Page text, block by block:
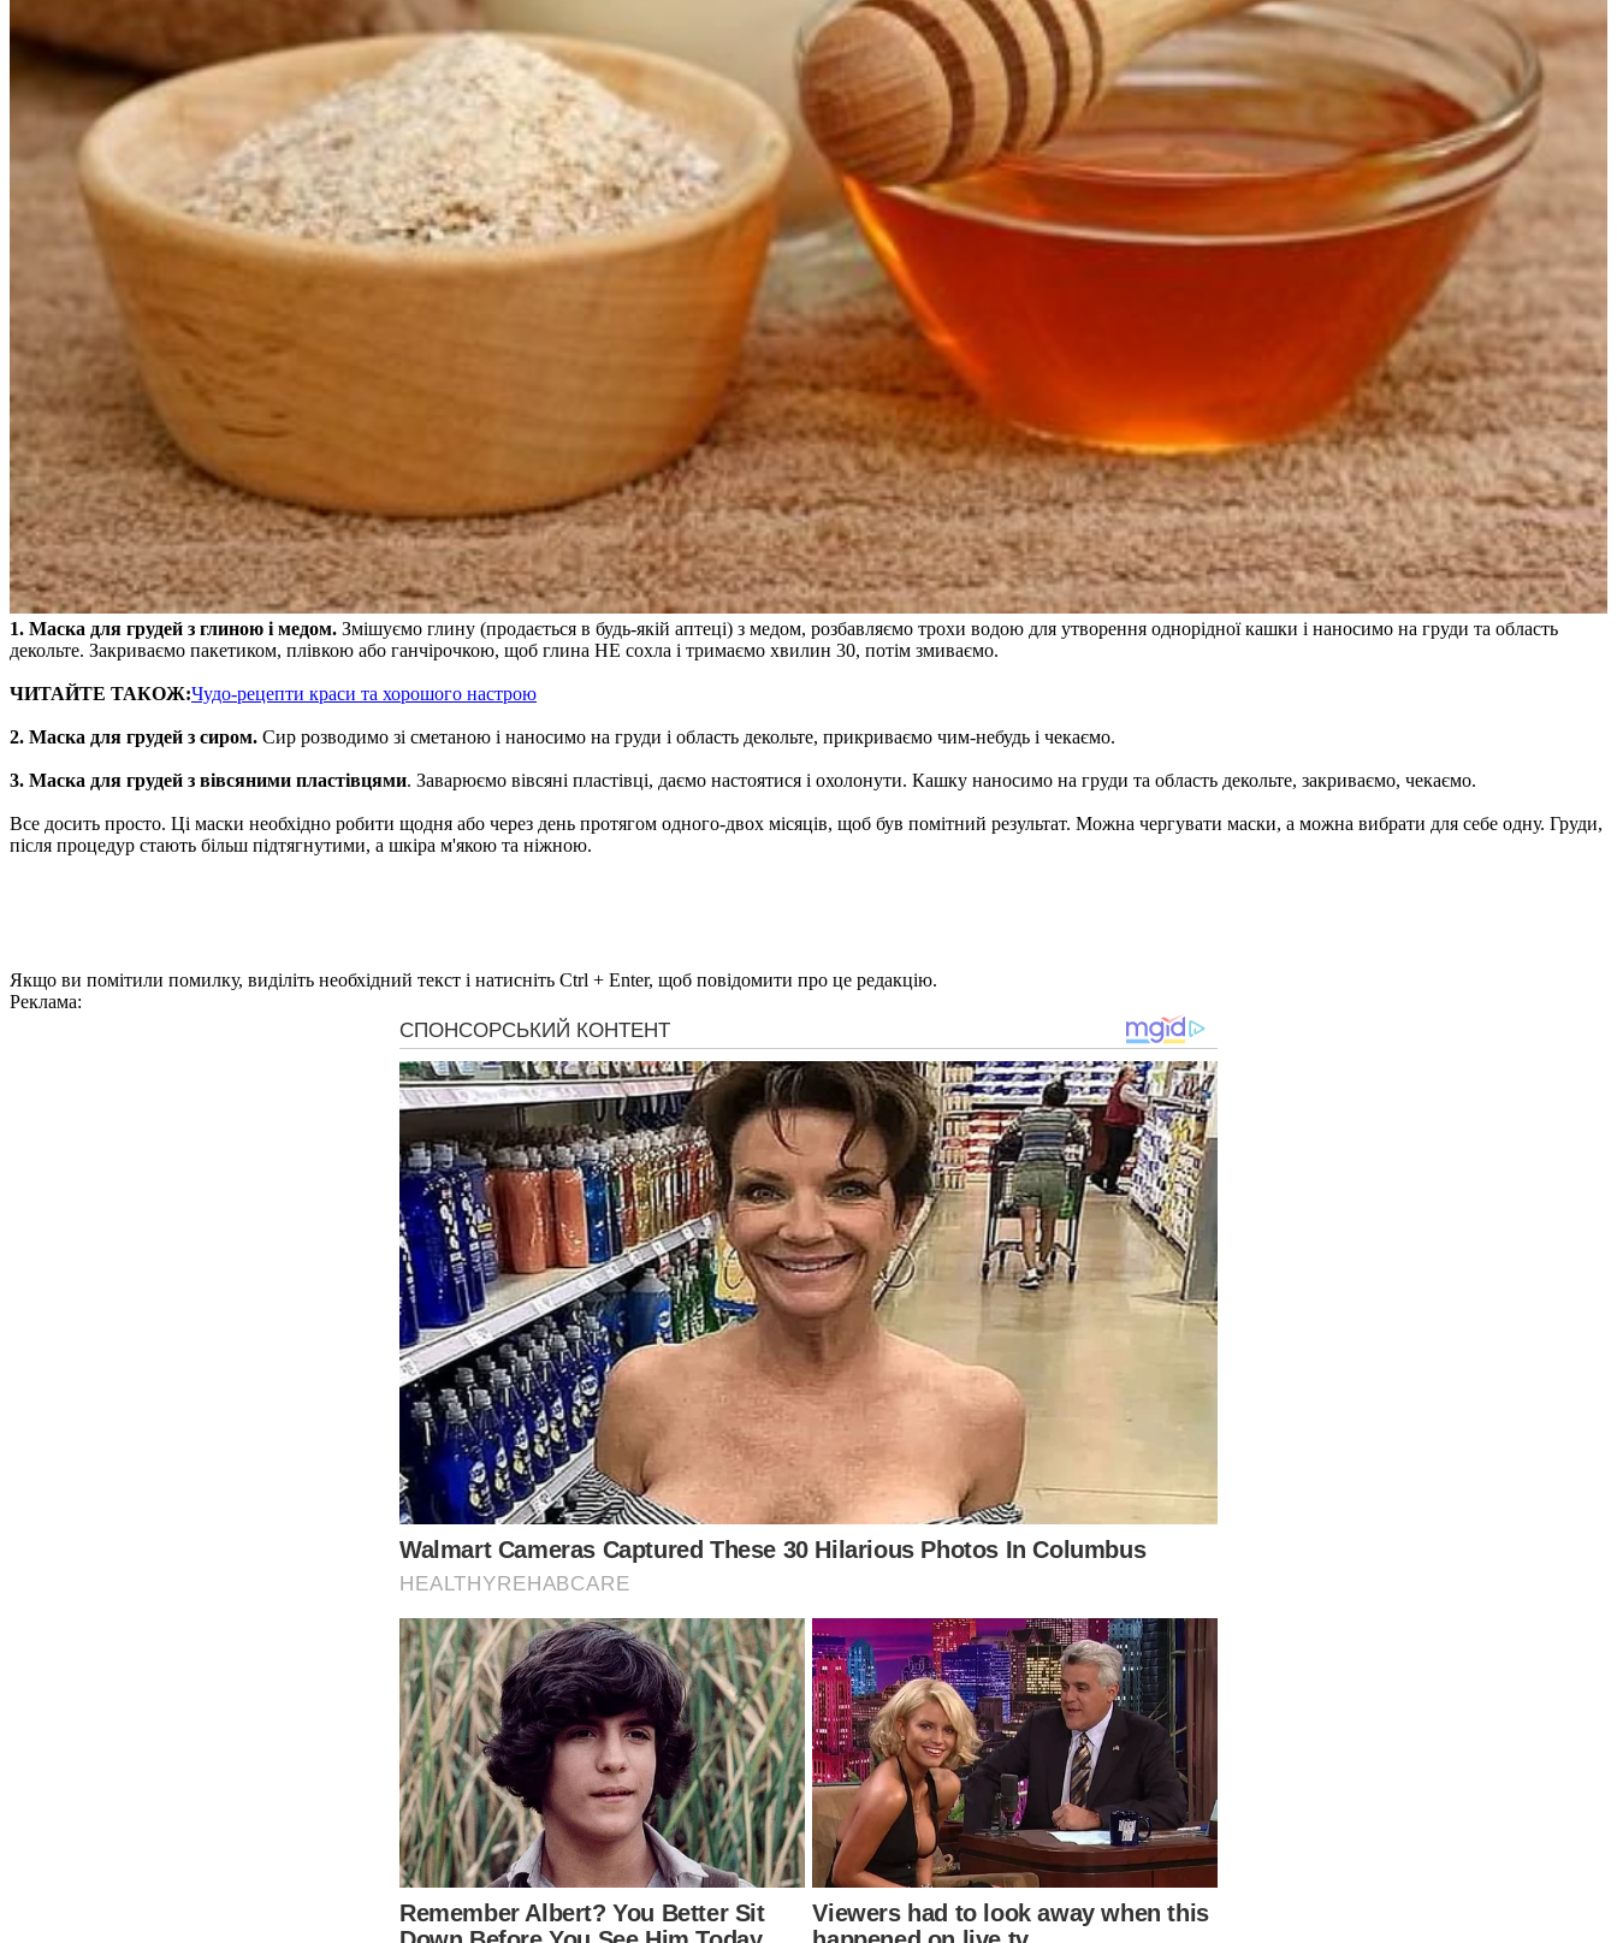
1. Маска для грудей з глиною і медом. Змішуємо глину (продається в будь-якій аптеці) з медом, розбавляємо трохи водою для утворення однорідної кашки і наносимо на груди та область
декольте. Закриваємо пакетиком, плівкою або ганчірочкою, щоб глина НЕ сохла і тримаємо хвилин 30, потім змиваємо.
ЧИТАЙТЕ ТАКОЖ:Чудо-рецепти краси та хорошого настрою
2. Маска для грудей з сиром. Сир розводимо зі сметаною і наносимо на груди і область декольте, прикриваємо чим-небудь і чекаємо.
3. Маска для грудей з вівсяними пластівцями. Заварюємо вівсяні пластівці, даємо настоятися і охолонути. Кашку наносимо на груди та область декольте, закриваємо, чекаємо.
Все досить просто. Ці маски необхідно робити щодня або через день протягом одного-двох місяців, щоб був помітний результат. Можна чергувати маски, а можна вибрати для себе одну. Груди,
після процедур стають більш підтягнутими, а шкіра м'якою та ніжною.
Якщо ви помітили помилку, виділіть необхідний текст і натисніть Ctrl + Enter, щоб повідомити про це редакцію.
Реклама: